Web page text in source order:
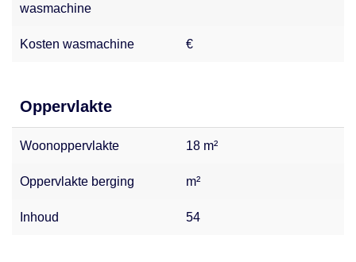
wasmachine
Kosten wasmachine €
Oppervlakte
Woonoppervlakte 18 m²
Oppervlakte berging m²
Inhoud 54